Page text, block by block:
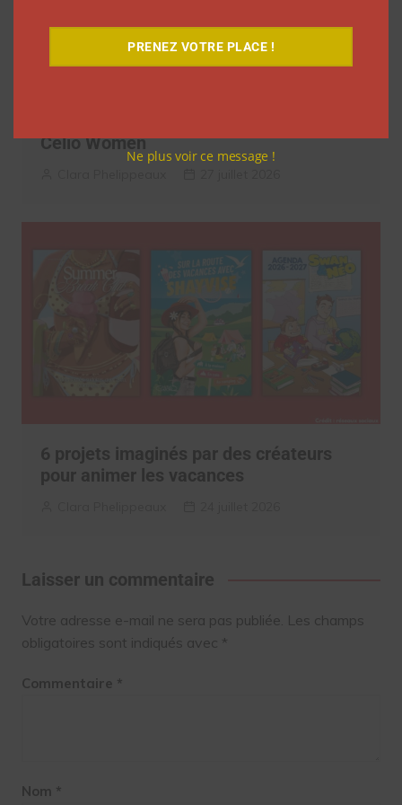
Celio Women
6 projets imaginés par des créateurs
pour animer les vacances
Laisser un commentaire
Votre adresse e-mail ne sera pas publiée. Les champs
obligatoires sont indiqués avec *
Commentaire *
Nom *
PRENEZ VOTRE PLACE !
Ne plus voir ce message !